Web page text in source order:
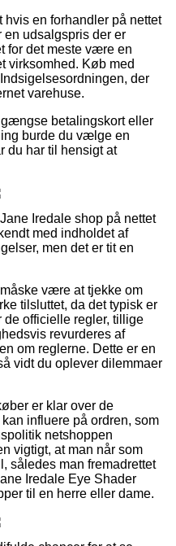
en forhandler på nettet
en udsalgspris der er
for det meste være en
virksomhed. Køb med
der
varehuse.
betalingskort eller
burde du vælge en
du har til hensigt at
Iredale shop på nettet
med indholdet af
men det er tit en
være at tjekke om
tilsluttet, da det typisk er
de officielle regler, tillige
revurderes af
om reglerne. Dette er en
vidt du oplever dilemmaer
er klar over de
influere på ordren, som
netshoppen
vigtigt, at man når som
således man fremadrettet
Iredale Eye Shader
til en herre eller dame.